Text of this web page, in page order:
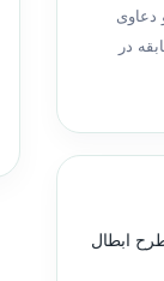
دعاوی
17 سال سابقه در
ابطال